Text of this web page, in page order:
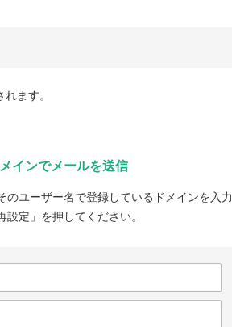
ます。
インでメールを送信
のユーザー名で登録しているドメインを入力
設定」を押してください。